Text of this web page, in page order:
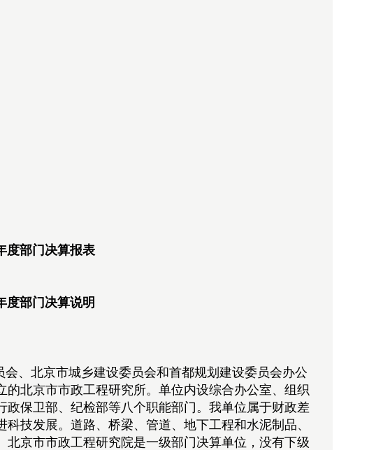
度部门决算报表
度部门决算说明
、北京市城乡建设委员会和首都规划建设委员会办公
北京市市政工程研究所。单位内设综合办公室、组织
保卫部、纪检部等八个职能部门。我单位属于财政差
技发展。道路、桥梁、管道、地下工程和水泥制品、
京市市政工程研究院是一级部门决算单位，没有下级